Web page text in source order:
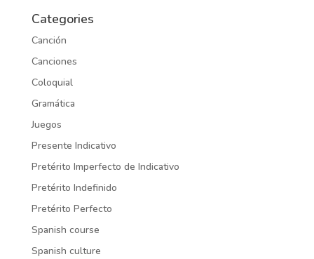
Categories
Canción
Canciones
Coloquial
Gramática
Juegos
Presente Indicativo
Pretérito Imperfecto de Indicativo
Pretérito Indefinido
Pretérito Perfecto
Spanish course
Spanish culture